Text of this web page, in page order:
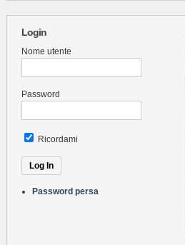
Login
Nome utente
Password
Ricordami
Password persa